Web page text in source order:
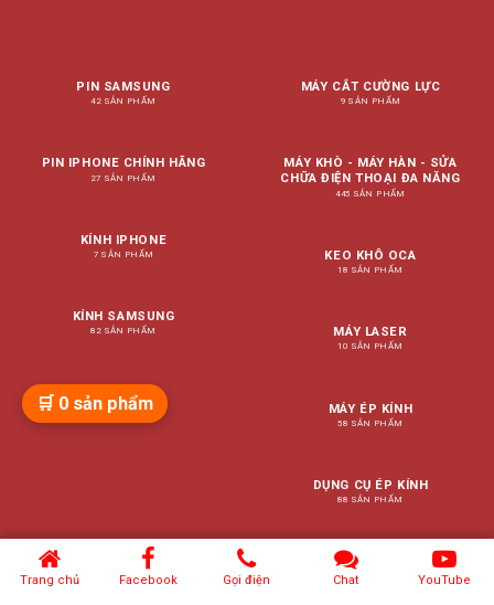
PIN SAMSUNG
42 SẢN PHẨM
PIN IPHONE CHÍNH HÃNG
27 SẢN PHẨM
KÍNH IPHONE
7 SẢN PHẨM
KÍNH SAMSUNG
82 SẢN PHẨM
MÁY CẮT CƯỜNG LỰC
9 SẢN PHẨM
MÁY KHÒ - MÁY HÀN - SỬA
CHỮA ĐIỆN THOẠI ĐA NĂNG
445 SẢN PHẨM
KEO KHÔ OCA
18 SẢN PHẨM
MÁY LASER
10 SẢN PHẨM
MÁY ÉP KÍNH
58 SẢN PHẨM
DỤNG CỤ ÉP KÍNH
88 SẢN PHẨM
PANH GẮP - NHÍP GẮP
76 SẢN PHẨM
Trang chủ Facebook Gọi điện Chat YouTube
🛒 0 sản phẩm